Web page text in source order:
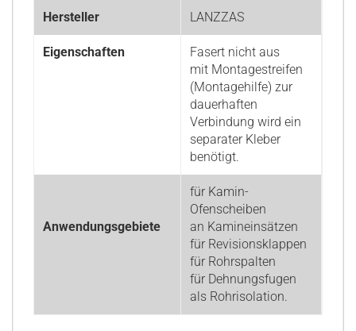
Hersteller LANZZAS
Eigenschaften
Fasert nicht aus
mit Montagestreifen
(Montagehilfe) zur
dauerhaften
Verbindung wird ein
separater Kleber
benötigt.
Anwendungsgebiete
für Kamin-
Ofenscheiben
an Kamineinsätzen
für Revisionsklappen
für Rohrspalten
für Dehnungsfugen
als Rohrisolation.